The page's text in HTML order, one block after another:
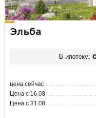
Эльба
В ипотеку:
цена сейчас
Цена с 16.08
Цена с 31.08